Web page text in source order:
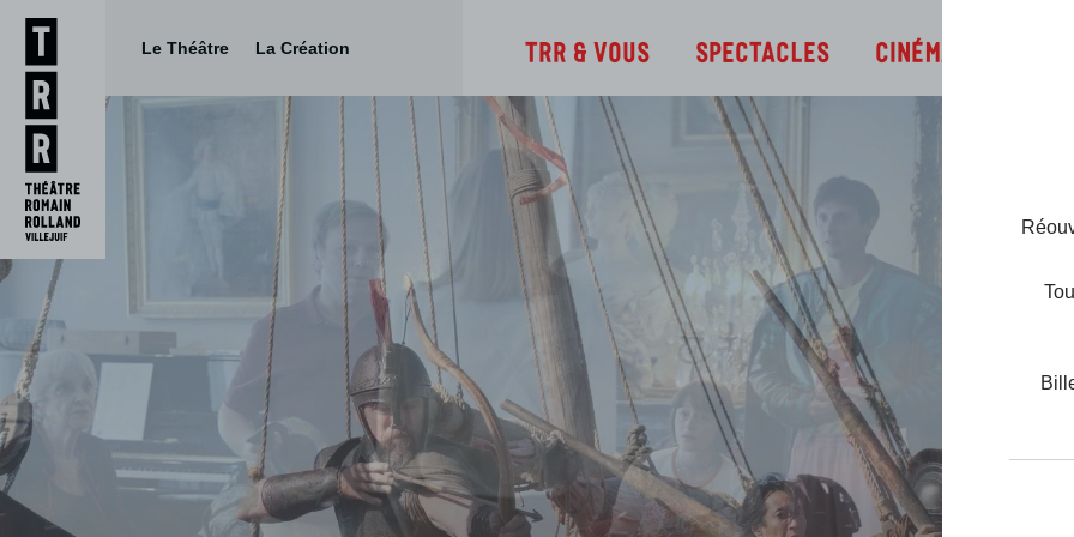
Aller
au
menu
Aller au
contenu
Théâtre Romain Rolland
Le Théâtre La Création TRR & Vous Spectacles Cinéma
DOCUMENTAIRE
DOCUMENTAIRE